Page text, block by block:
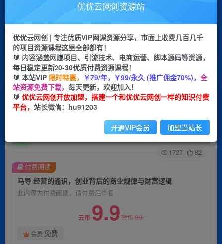
会员专属推广链接
挂机 项目
脚本卡密
APP下载
GO
首页 创业课程 会员免费 正文
马导·经营的通识，​创业背后的商业规律与财富逻
辑
关注 私信
1727 82
马导·经营的通识，​创业背后的商业规律与财富逻辑
此内容为付费阅读，请付费后查看
云币 9.9云币99
会员 免费
付费阅读
优优云网创资源站
优优云网创 | 专注优质VIP网课资源分享，市面上收费几百几千
的项目资源课程这里全部都有！
🔰 内容涵盖网赚项目、引流技术、电商运营、脚本源码等资源，
每日稳定更新20-30优质付费资源课程！
🔰 本站VIP 限时特惠， ￥79/年，￥99/永久 (推广佣金70%)， 全
站资源免费下载， 每天更新，欢迎加入！
🔰 优优云网创开放加盟，搭建一个和优优云网创一样的知识付费
平台， 站长微信：hu91203
开通VIP会员 加盟当站长